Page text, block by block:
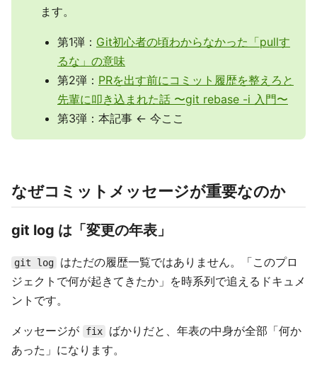
ます。
第1弾： Git初心者の頃わからなかった「pullす
るな」の意味
第2弾： PRを出す前にコミット履歴を整えろと
先輩に叩き込まれた話 〜git rebase -i 入門〜
第3弾：本記事 ← 今ここ
なぜコミットメッセージが重要なのか
git log は「変更の年表」
git log
はただの履歴一覧ではありません。「このプロ
ジェクトで何が起きてきたか」を時系列で追えるドキュメ
ントです。
メッセージが fix
ばかりだと、年表の中身が全部「何か
あった」になります。